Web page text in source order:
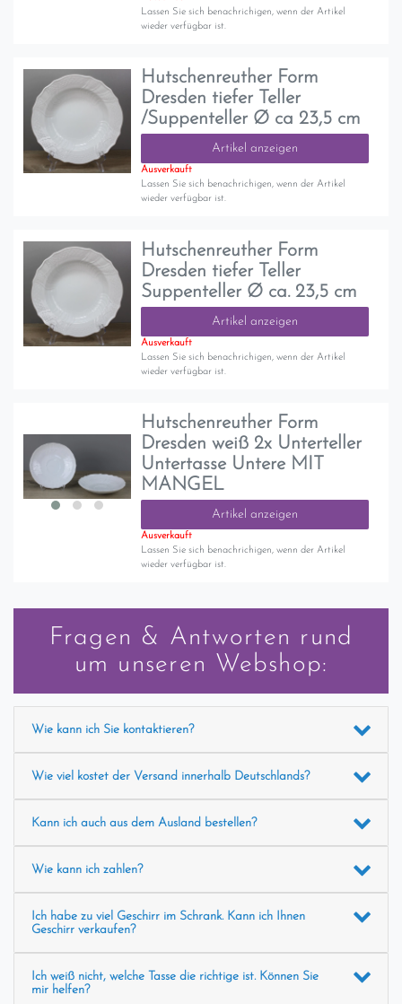
Lassen Sie sich benachrichigen, wenn der Artikel
wieder verfügbar ist.
Hutschenreuther Form
Dresden tiefer Teller
/Suppenteller Ø ca 23,5 cm
Artikel anzeigen
Ausverkauft
Lassen Sie sich benachrichigen, wenn der Artikel
wieder verfügbar ist.
Hutschenreuther Form
Dresden tiefer Teller
Suppenteller Ø ca. 23,5 cm
Artikel anzeigen
Ausverkauft
Lassen Sie sich benachrichigen, wenn der Artikel
wieder verfügbar ist.
Hutschenreuther Form
Dresden weiß 2x Unterteller
Untertasse Untere MIT
MANGEL
Artikel anzeigen
Ausverkauft
Lassen Sie sich benachrichigen, wenn der Artikel
wieder verfügbar ist.
Fragen & Antworten rund
um unseren Webshop:
Wie kann ich Sie kontaktieren?
Wie viel kostet der Versand innerhalb Deutschlands?
Kann ich auch aus dem Ausland bestellen?
Wie kann ich zahlen?
Ich habe zu viel Geschirr im Schrank. Kann ich Ihnen
Geschirr verkaufen?
Ich weiß nicht, welche Tasse die richtige ist. Können Sie
mir helfen?